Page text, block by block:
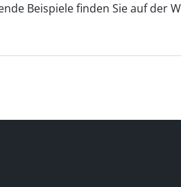
Beispiele finden Sie auf der